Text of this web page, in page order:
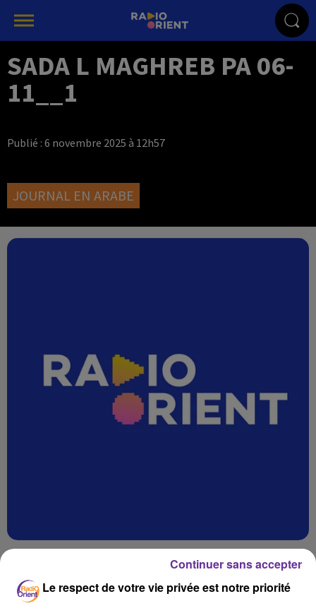
SADA L MAGHREB PA 06-
11__1
Publié : 6 novembre 2025 à 12h57
JOURNAL EN ARABE
Le respect de votre vie privée est notre priorité
Continuer sans accepter